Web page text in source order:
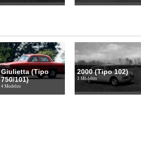
Giulietta (Tipo
750/101)
4 Modelos
2000 (Tipo 102)
3 Modelos